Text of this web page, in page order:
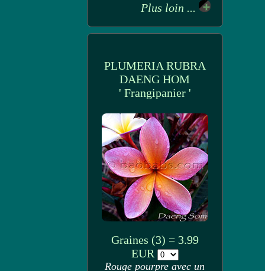
Plus loin ...
PLUMERIA RUBRA
DAENG HOM
' Frangipanier '
Graines (3) = 3.99
EUR
Rouge pourpre avec un